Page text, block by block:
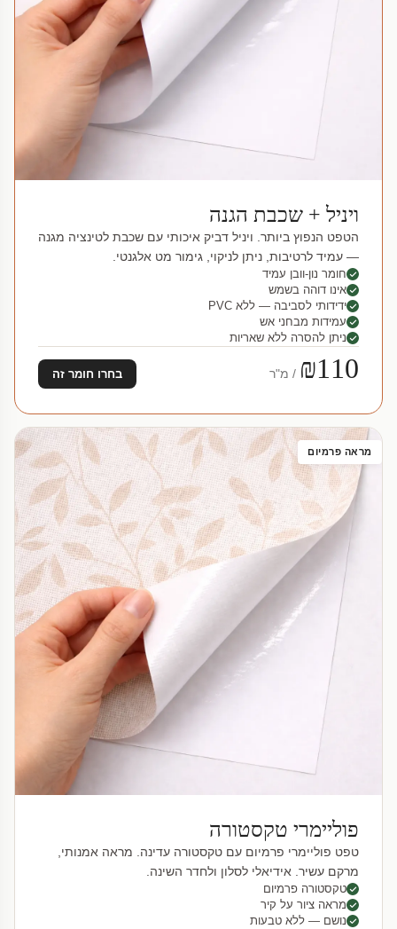
ויניל + שכבת הגנה
הטפט הנפוץ ביותר. ויניל דביק איכותי עם שכבת לטינציה מגנה
— עמיד לרטיבות, ניתן לניקוי, גימור מט אלגנטי.
חומר נון-וובן עמיד
אינו דוהה בשמש
ידידותי לסביבה — ללא PVC
עמידות מבחני אש
ניתן להסרה ללא שאריות
₪110 / מ"ר בחרו חומר זה
מראה פרמיום
פוליימרי טקסטורה
טפט פוליימרי פרמיום עם טקסטורה עדינה. מראה אמנותי,
מרקם עשיר. אידיאלי לסלון ולחדר השינה.
טקסטורה פרמיום
מראה ציור על קיר
נושם — ללא טבעות